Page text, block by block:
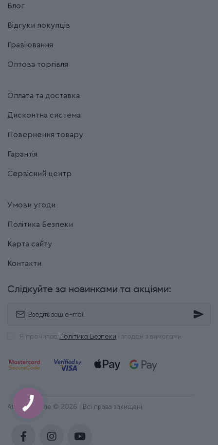
Блог
Відгуки покупців
Гравіювання
Оптова торгівля
Оплата та доставка
Дисконтна система
Повернення товару
Гарантія
Сервісний центр
Умови угоди
Політика Безпеки
Карта сайту
Контакти
Слідкуйте за новинками та акціями:
Я прочитав Політика Безпеки і згоден з вимогами
Attribute Time © 2026 | Всі права захищені